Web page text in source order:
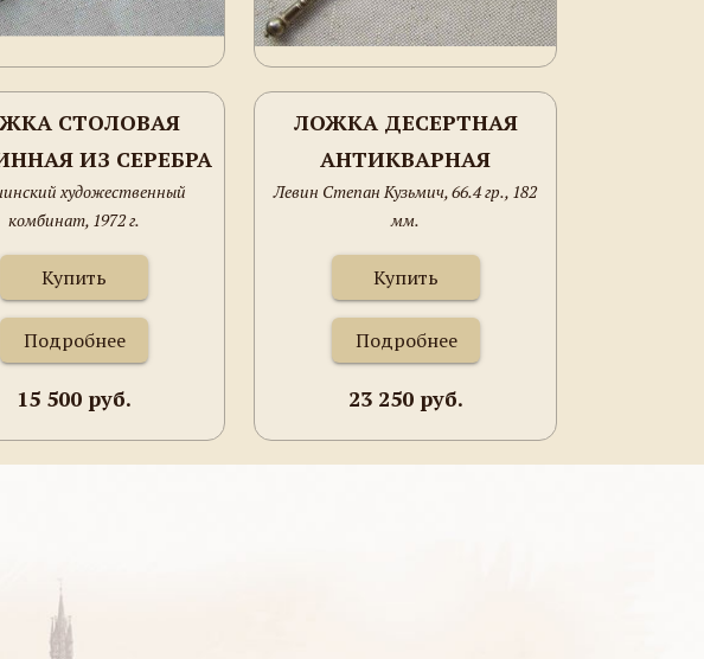
СТОЛОВАЯ
ИЗ СЕРЕБРА
художественный
комбинат, 1972 г.
Купить
Подробнее
15 500 руб.
ЛОЖКА ДЕСЕРТНАЯ
АНТИКВАРНАЯ
Левин Степан Кузьмич, 66.4 гр., 182
мм.
Купить
Подробнее
23 250 руб.